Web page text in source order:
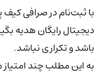
با ثبت‌نام در صرافی کیف
باشد و تکراری نباشد.
به این مطلب چند امتیاز